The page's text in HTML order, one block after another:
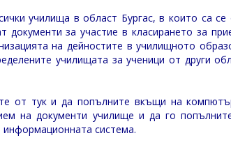
училища в област Бургас, в които са се
документи за участие в класирането за
на дейностите в училищното
училищата за ученици от други
от туки да попълните вкъщи на
на документи училище и да го
система.